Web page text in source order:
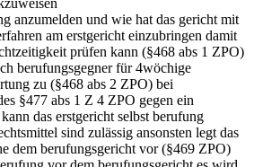
anzumelden und wie hat das gericht mit
am erstgericht einzubringen damit
prüfen kann (§468 abs 1 ZPO)
berufungsgegner für 4wöchige
zu (§468 abs 2 ZPO) bei
§477 abs 1 Z 4 ZPO gegen ein
das erstgericht selbst berufung
sind zulässig ansonsten legt das
dem berufungsgericht vor (§469 ZPO)